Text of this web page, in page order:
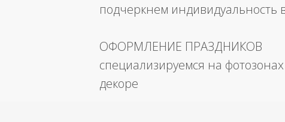
подчеркнем индивидуальность
ОФОРМЛЕНИЕ ПРАЗДНИКОВ
специализируемся на
декоре